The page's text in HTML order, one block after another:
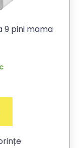
9 pini mama